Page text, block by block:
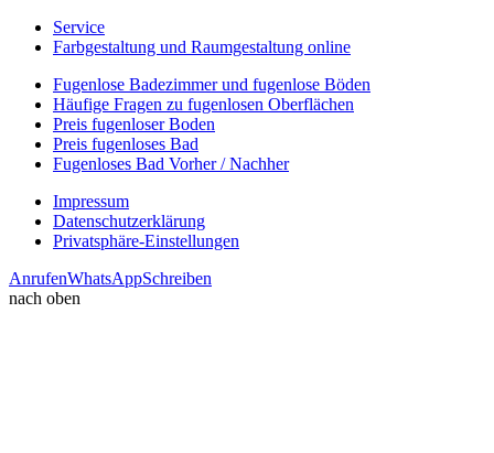
Service
Farbgestaltung und Raumgestaltung online
Fugenlose Badezimmer und fugenlose Böden
Häufige Fragen zu fugenlosen Oberflächen
Preis fugenloser Boden
Preis fugenloses Bad
Fugenloses Bad Vorher / Nachher
Impressum
Datenschutzerklärung
Privatsphäre-Einstellungen
AnrufenWhatsAppSchreiben
nach oben